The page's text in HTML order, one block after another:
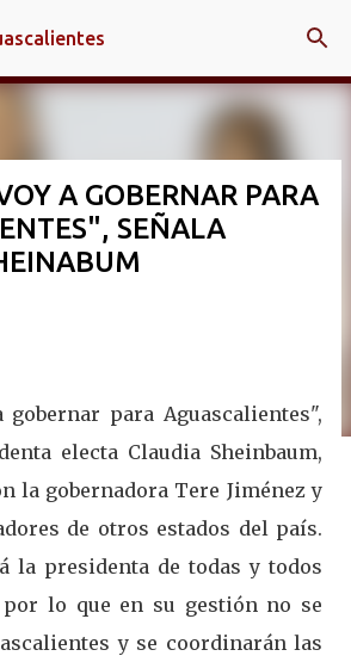
contenido principal
A GOBERNAR PARA
SEÑALA
para Aguascalientes",
electa Claudia Sheinbaum,
la gobernadora Tere Jiménez y
de otros estados del país.
la presidenta de todas y todos
lo que en su gestión no se
y se coordinarán las